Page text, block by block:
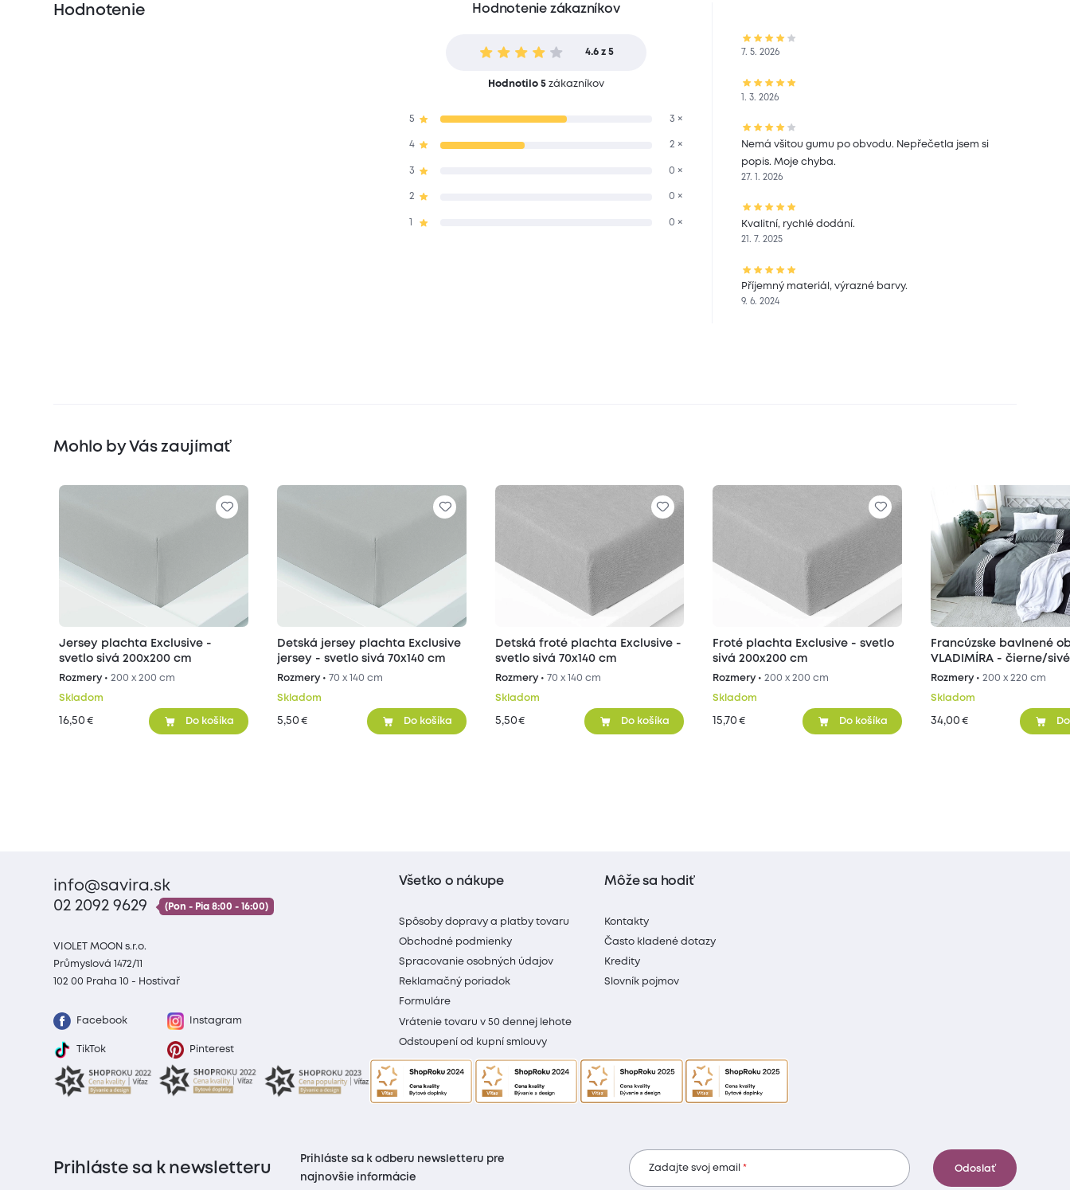
Hodnotenie Hodnotenie zákazníkov
4.6 z 5
Hodnotilo 5zákazníkov
5 3 ×
4 2 ×
3 0 ×
2 0 ×
0 ×
7. 5. 2026
1. 3. 2026
Nemá všitou gumu po obvodu. Nepřečetla jsem si
popis. Moje chyba.
27. 1. 2026
Kvalitní, rychlé dodání.
21. 7. 2025
Příjemný materiál, výrazné barvy.
9. 6. 2024
Mohlo by Vás zaujímať
Jersey plachta Exclusive -
svetlo sivá 200x200 cm
Rozmery •200 x 200 cm
Skladom
16,50 € Do košíka
Detská jersey plachta Exclusive
jersey - svetlo sivá 70x140 cm
Rozmery • 70 x 140 cm
Skladom
5,50 € Do košíka
Detská froté plachta Exclusive -
svetlo sivá 70x140 cm
Rozmery • 70 x 140 cm
Skladom
5,50 € Do košíka
Froté plachta Exclusive - svetlo
sivá 200x200 cm
Rozmery •200 x 200 cm
Skladom
15,70 € Do košíka
Francúzske bavlnené
VLADIMÍRA - čierne/sivé
Rozmery • 200 x 220 cm
Skladom
34,00 €
info@savira.sk
02 2092 9629
(Pon - Pia 8:00 - 16:00)
VIOLET MOON s.r.o.
Průmyslová 1472/11
102 00 Praha 10 - Hostivař
Facebook Instagram
TikTok Pinterest
Všetko o nákupe
Spôsoby dopravy a platby tovaru
Obchodné podmienky
Spracovanie osobných údajov
Reklamačný poriadok
Formuláre
Vrátenie tovaru v 50 dennej lehote
Odstoupení od kupní smlouvy
Môže sa hodiť
Kontakty
Často kladené dotazy
Kredity
Slovník pojmov
Prihláste sa k newsletteru
Prihláste sa k odberu newsletteru pre
najnovšie informácie
Zadajte svoj email Odoslať